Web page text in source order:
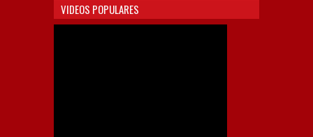
VIDEOS POPULARES